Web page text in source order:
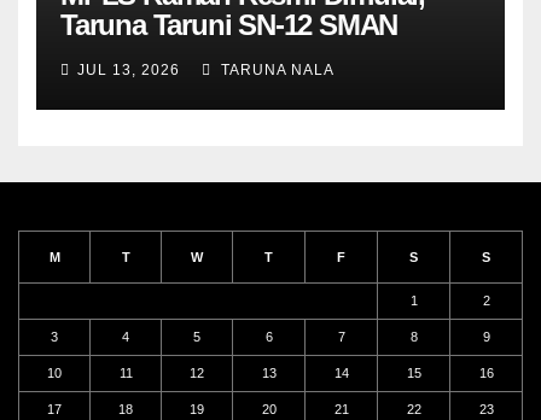
Taruna Taruni SN-12 SMAN
Menjalani Tahun Ajaran Baru
JUL 13, 2026 TARUNA NALA
M T W T F S S
1 2
3 4 5 6 7 8 9
10 11 12 13 14 15 16
17 18 19 20 21 22 23